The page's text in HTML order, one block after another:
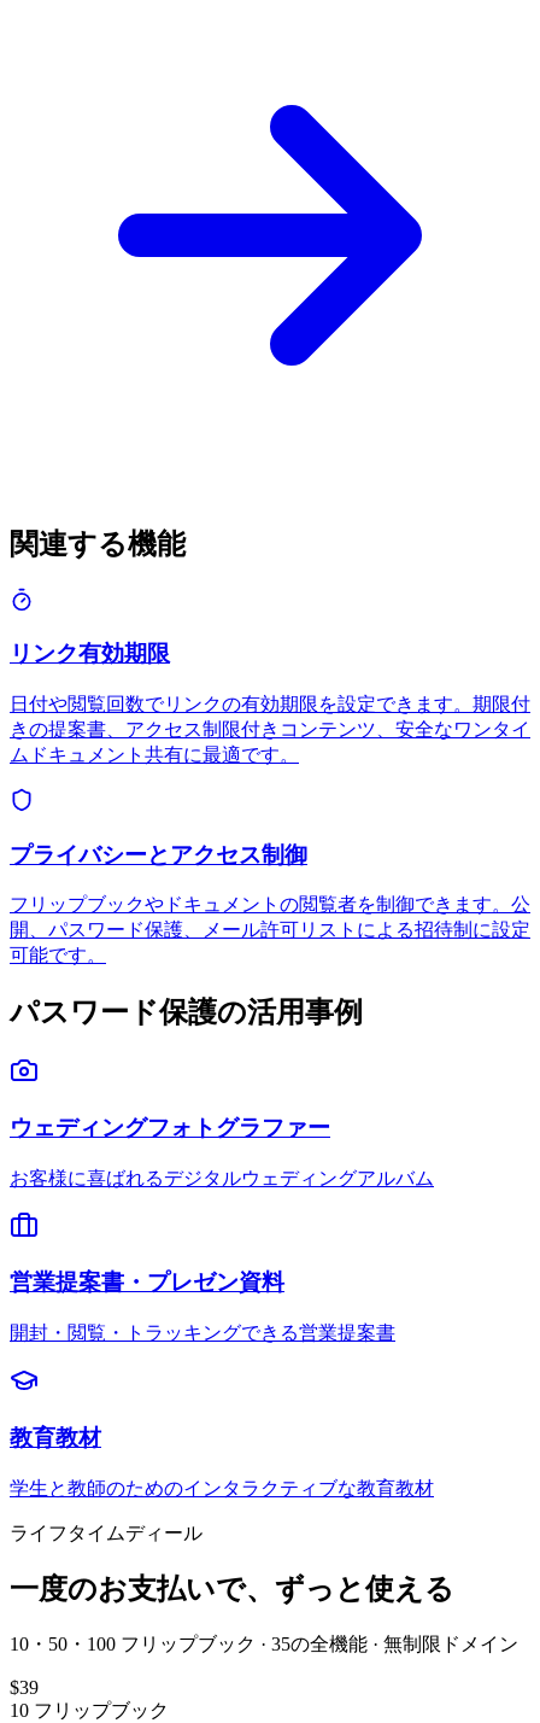
関連する機能
リンク有効期限
日付や閲覧回数でリンクの有効期限を設定できます。期限付
きの提案書、アクセス制限付きコンテンツ、安全なワンタイ
ムドキュメント共有に最適です。
プライバシーとアクセス制御
フリップブックやドキュメントの閲覧者を制御できます。公
開、パスワード保護、メール許可リストによる招待制に設定
可能です。
パスワード保護の活用事例
ウェディングフォトグラファー
お客様に喜ばれるデジタルウェディングアルバム
営業提案書・プレゼン資料
開封・閲覧・トラッキングできる営業提案書
教育教材
学生と教師のためのインタラクティブな教育教材
ライフタイムディール
一度のお支払いで、ずっと使える
10・50・100 フリップブック · 35の全機能 · 無制限ドメイン
$39
10 フリップブック